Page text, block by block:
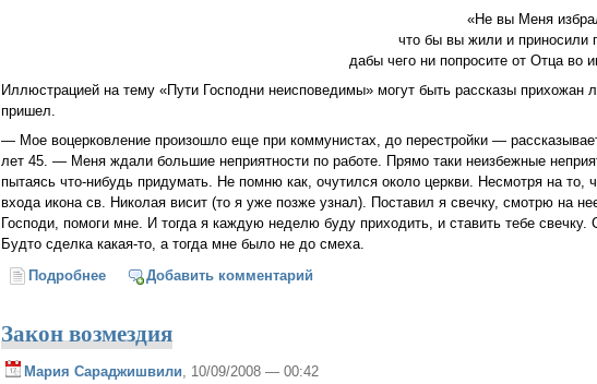
«Не вы Меня
что бы вы жили и приносили
дабы чего ни попросите от Отца
Иллюстрацией на тему «Пути Господни неисповедимы» могут быть рассказы прихожан
пришел.
— Мое воцерковление произошло еще при коммунистах, до перестройки —
лет 45. — Меня ждали большие неприятности по работе. Прямо таки неизбежные
пытаясь что-нибудь придумать. Не помню как, очутился около церкви. Несмотря на то,
входа икона св. Николая висит (то я уже позже узнал). Поставил я свечку, смотрю на
Господи, помоги мне. И тогда я каждую неделю буду приходить, и ставить тебе свечку.
Будто сделка какая-то, а тогда мне было не до смеха.
Подробнеео ЗовДобавить комментарий
Закон возмездия
Мария Сараджишвили, 10/09/2008 — 00:42